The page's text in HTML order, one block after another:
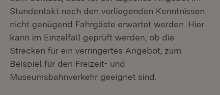
Stundentakt nach den vorliegenden Kenntnissen
nicht genügend Fahrgäste erwartet werden. Hier
kann im Einzelfall geprüft werden, ob die
Strecken für ein verringertes Angebot, zum
Beispiel für den Freizeit- und
Museumsbahnverkehr geeignet sind.